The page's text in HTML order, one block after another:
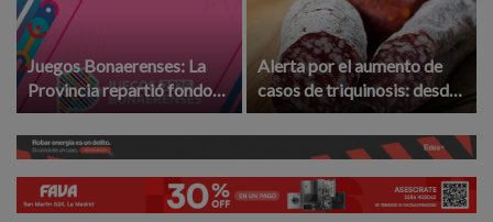
Juegos Bonaerenses: La
Provincia repartió fondos
para la etapa local ¿La
Madrid ganó o perdió?
Alerta por el aumento de
casos de triquinosis: desde
la UCR le exigen
"controles" a provincia